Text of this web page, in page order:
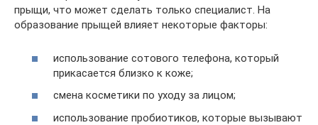
прыщи, что может сделать только специалист. На
образование прыщей влияет некоторые факторы:
использование сотового телефона, который
прикасается близко к коже;
смена косметики по уходу за лицом;
использование пробиотиков, которые вызывают